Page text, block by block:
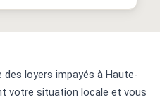
loyers impayés à Haute-
votre situation locale et vous